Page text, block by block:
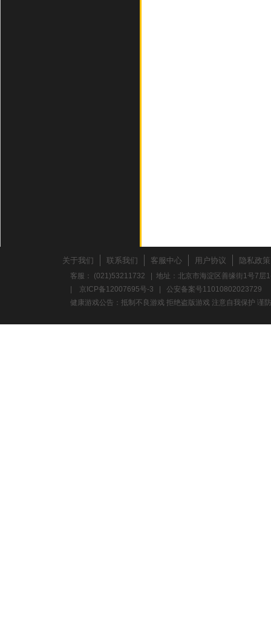
关于我们 联系我们 客服中心 用户协议 隐私政策
客服： (021)53211732 | 地址：北京市海淀区善缘街1号7
京ICP备12007695号-3
公安备案号11010802023729
健康游戏公告：抵制不良游戏 拒绝盗版游戏 注意自我保护 谨